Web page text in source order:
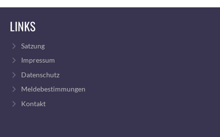
LINKS
Satzung
Impressum
Datenschutz
Meldebestimmungen
Kontakt